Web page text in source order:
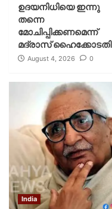
ഉദയനിധിയെ ഇന്നു
തന്നെ
മോചിപ്പിക്കണമെന്ന്
മദ്രാസ് ഹൈക്കോടതി
August 4, 2026 0
India